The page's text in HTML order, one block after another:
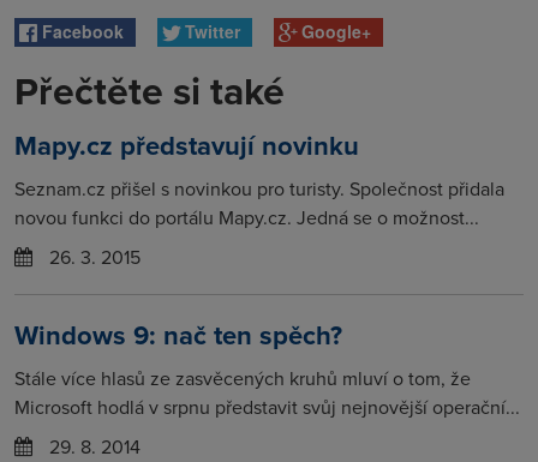
Facebook Twitter Google+
Přečtěte si také
Mapy.cz představují novinku
Seznam.cz přišel s novinkou pro turisty. Společnost přidala
novou funkci do portálu Mapy.cz. Jedná se o možnost...
26. 3. 2015
Windows 9: nač ten spěch?
Stále více hlasů ze zasvěcených kruhů mluví o tom, že
Microsoft hodlá v srpnu představit svůj nejnovější operační...
29. 8. 2014